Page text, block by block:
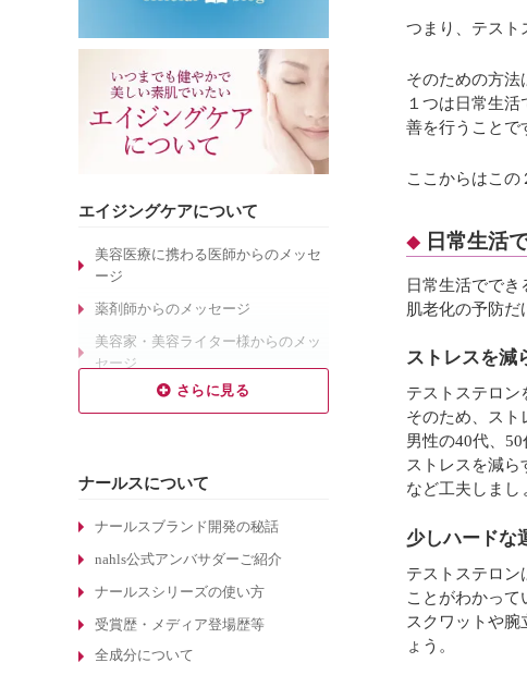
エイジングケアについて
美容医療に携わる医師からのメッセ
ージ
薬剤師からのメッセージ
美容家・美容ライター様からのメッ
セージ
乾燥肌対策のエイジングケア
毛穴対策のエイジングケア
くすみ対策のエイジングケア
ターンオーバーについて
酵素洗顔について
エイジングケア化粧品の選び方
敏感肌化粧品の選び方
ナールスについて
ナールスブランド開発の秘話
nahls公式アンバサダーご紹介
ナールスシリーズの使い方
受賞歴・メディア登場歴等
全成分について
つまり、テスト
そのための方法
１つは日常生
善を行うことで
ここからはこの
日常生活
日常生活ででき
肌老化の予防だ
ストレスを減
テストステロン
そのため、スト
男性の40代、
ストレスを減
など工夫しまし
少しハードな
テストステロン
ことがわかって
スクワットや
ょう。